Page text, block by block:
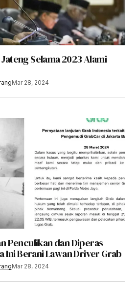
Selama 2023 Alami
Mar 28, 2024
Penculikan dan Diperas
Ini Berani Lawan Driver Grab
Mar 28, 2024